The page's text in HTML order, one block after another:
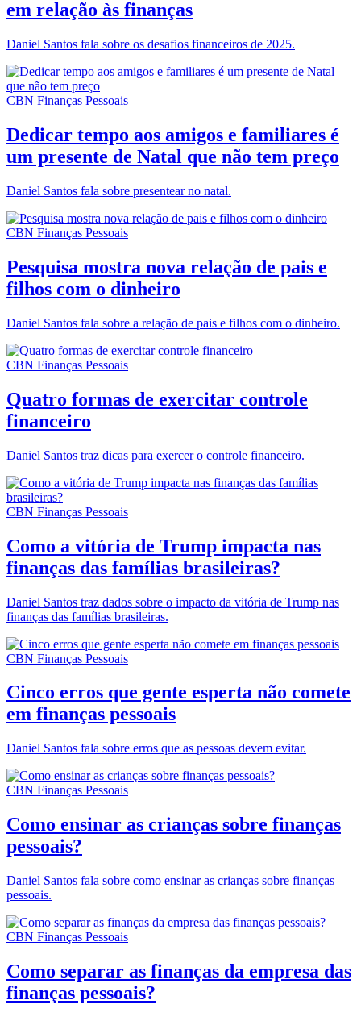
em relação às finanças
Daniel Santos fala sobre os desafios financeiros de 2025.
CBN Finanças Pessoais
Dedicar tempo aos amigos e familiares é
um presente de Natal que não tem preço
Daniel Santos fala sobre presentear no natal.
CBN Finanças Pessoais
Pesquisa mostra nova relação de pais e
filhos com o dinheiro
Daniel Santos fala sobre a relação de pais e filhos com o dinheiro.
CBN Finanças Pessoais
Quatro formas de exercitar controle
financeiro
Daniel Santos traz dicas para exercer o controle financeiro.
CBN Finanças Pessoais
Como a vitória de Trump impacta nas
finanças das famílias brasileiras?
Daniel Santos traz dados sobre o impacto da vitória de Trump nas
finanças das famílias brasileiras.
CBN Finanças Pessoais
Cinco erros que gente esperta não comete
em finanças pessoais
Daniel Santos fala sobre erros que as pessoas devem evitar.
CBN Finanças Pessoais
Como ensinar as crianças sobre finanças
pessoais?
Daniel Santos fala sobre como ensinar as crianças sobre finanças
pessoais.
CBN Finanças Pessoais
Como separar as finanças da empresa das
finanças pessoais?